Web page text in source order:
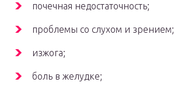
почечная недостаточность;
проблемы со слухом и зрением;
изжога;
боль в желудке;